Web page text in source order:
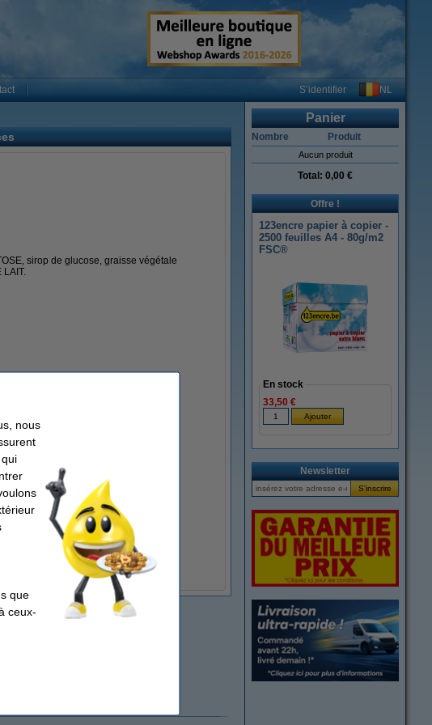
S’identifier NL
sirop de glucose, graisse végétale
LAIT.
Panier
Nombre Produit
Aucun produit
Total: 0,00 €
Offre !
123encre papier à copier -
2500 feuilles A4 - 80g/m2
FSC®
En stock
33,50 €
Newsletter
nous
que
ceux-